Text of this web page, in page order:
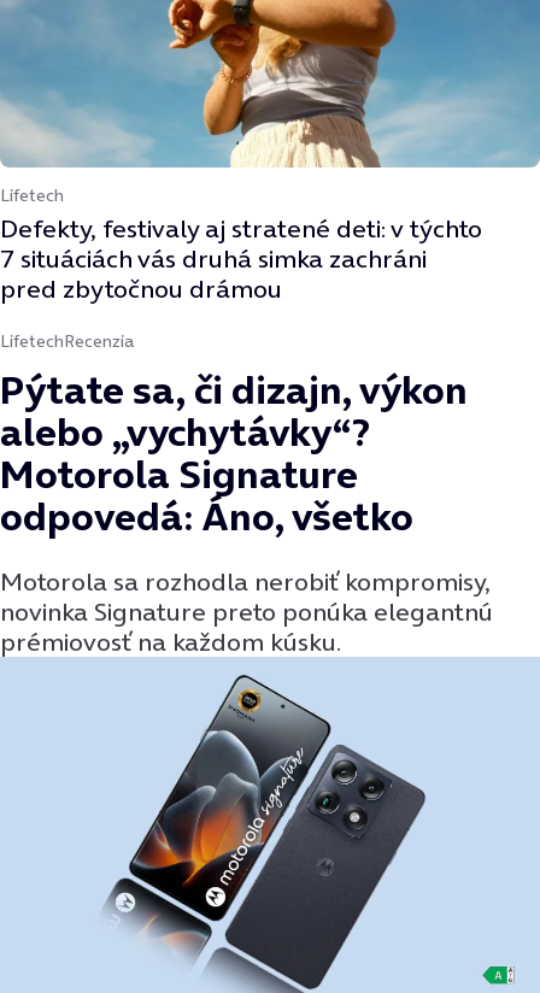
Lifetech
Defekty, festivaly aj stratené deti: v týchto
7 situáciách vás druhá simka zachráni
pred zbytočnou drámou
LifetechRecenzia
Pýtate sa, či dizajn, výkon
alebo „vychytávky“?
Motorola Signature
odpovedá: Áno, všetko
Motorola sa rozhodla nerobiť kompromisy,
novinka Signature preto ponúka elegantnú
prémiovosť na každom kúsku.